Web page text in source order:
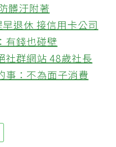
髒汙附著
退休 接信用卡公司
有錢也碰壁
社群網站 48歲社長
事：不為面子消費